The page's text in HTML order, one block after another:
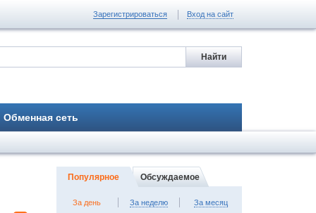
Зарегистрироваться Вход на сайт
Обменная сеть
Популярное Обсуждаемое
За день За неделю За месяц